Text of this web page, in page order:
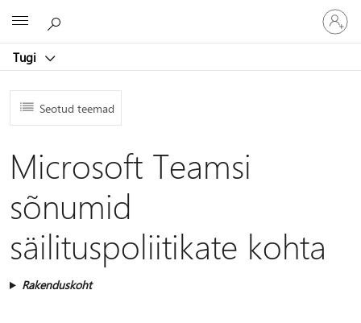
Tugi
Logige
sisse
oma
Seotud teemad
Microsoft Teamsi
sõnumid
säilituspoliitikate kohta
Rakenduskoht